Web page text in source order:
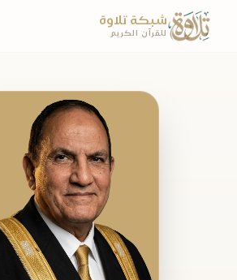
شبكة تلاوة
للقرآن الكريم